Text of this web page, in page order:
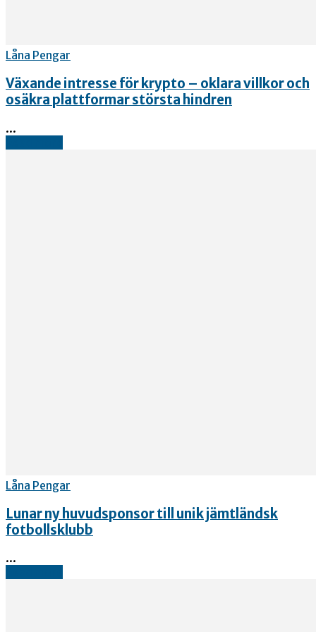
Låna Pengar
Växande intresse för krypto – oklara villkor och
osäkra plattformar största hindren
...
Låna Pengar
Lunar ny huvudsponsor till unik jämtländsk
fotbollsklubb
...